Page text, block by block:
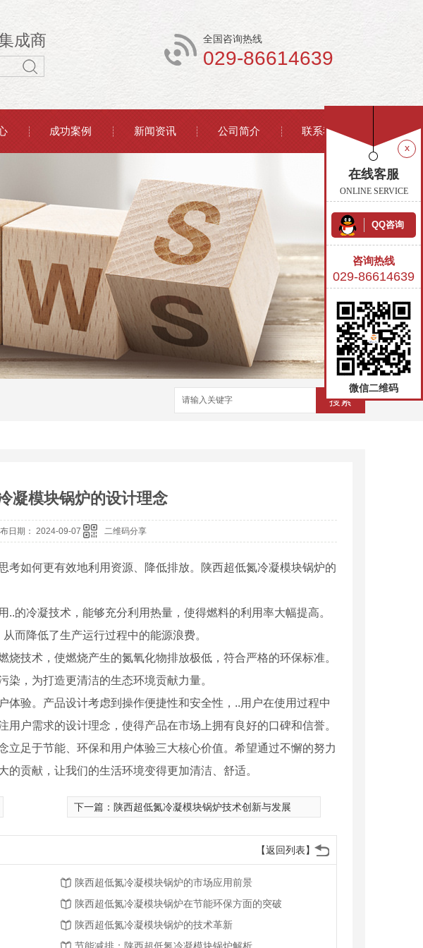
成商 全国咨询热线
029-86614639
成功案例 新闻资讯 公司简介 联系我们
搜索
凝模块锅炉的设计理念
日期： 2024-09-07 二维码分享
考如何更有效地利用资源、降低排放。陕西超低氮冷凝模块锅炉的
的冷凝技术，能够充分利用热量，使得燃料的利用率大幅提高。
而降低了生产运行过程中的能源浪费。
技术，使燃烧产生的氮氧化物排放极低，符合严格的环保标准。
，为打造更清洁的生态环境贡献力量。
体验。产品设计考虑到操作便捷性和安全性，..用户在使用过程中
户需求的设计理念，使得产品在市场上拥有良好的口碑和信誉。
立足于节能、环保和用户体验三大核心价值。希望通过不懈的努力
贡献，让我们的生活环境变得更加清洁、舒适。
下一篇： 陕西超低氮冷凝模块锅炉技术创新与发展
【返回列表】
陕西超低氮冷凝模块锅炉的市场应用前景
陕西超低氮冷凝模块锅炉在节能环保方面的突破
陕西超低氮冷凝模块锅炉的技术革新
x
在线客服
ONLINE SERVICE
QQ咨询
咨询热线
029-86614639
微信二维码